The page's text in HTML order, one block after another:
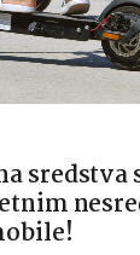
sredstva